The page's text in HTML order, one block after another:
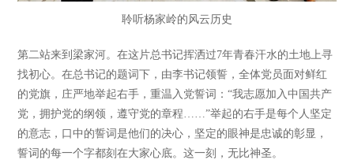
聆听杨家岭的风云历史
第二站来到梁家河。在这片总书记挥洒过7年青春汗水的土地上寻
找初心。在总书记的题词下，由李书记领誓，全体党员面对鲜红
的党旗，庄严地举起右手，重温入党誓词：“我志愿加入中国共产
党，拥护党的纲领，遵守党的章程……”举起的右手是每个人坚定
的意志，口中的誓词是他们的决心，坚定的眼神是忠诚的彰显，
誓词的每一个字都刻在大家心底。这一刻，无比神圣。